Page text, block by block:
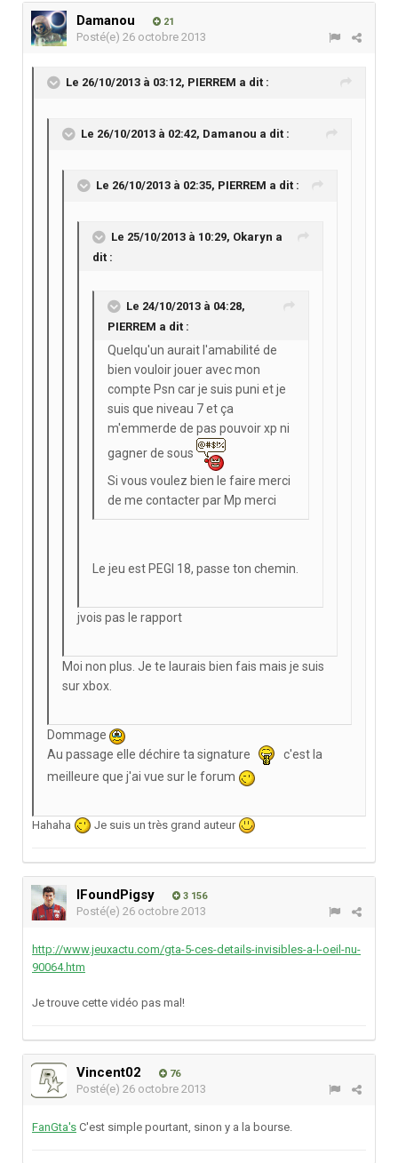
Damanou 21
Posté(e) 26 octobre 2013
Le 26/10/2013 à 03:12, PIERREM a dit :
Le 26/10/2013 à 02:42, Damanou a dit :
Le 26/10/2013 à 02:35, PIERREM a dit :
Le 25/10/2013 à 10:29, Okaryn a
dit :
Le 24/10/2013 à 04:28,
PIERREM a dit :
Quelqu'un aurait l'amabilité de
bien vouloir jouer avec mon
compte Psn car je suis puni et je
suis que niveau 7 et ça
m'emmerde de pas pouvoir xp ni
gagner de sous
Si vous voulez bien le faire merci
de me contacter par Mp merci
Le jeu est PEGI 18, passe ton chemin.
jvois pas le rapport
Moi non plus. Je te laurais bien fais mais je suis
sur xbox.
Dommage
Au passage elle déchire ta signature
c'est la
meilleure que j'ai vue sur le forum
Hahaha Je suis un très grand auteur
IFoundPigsy 3 156
Posté(e) 26 octobre 2013
http://www.jeuxactu.com/gta-5-ces-details-invisibles-a-l-oeil-nu-
90064.htm
Je trouve cette vidéo pas mal!
Vincent02 76
Posté(e) 26 octobre 2013
FanGta's C'est simple pourtant, sinon y a la bourse.